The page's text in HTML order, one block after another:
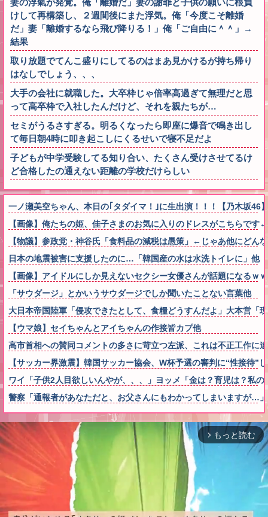
妻の浮氣が発覚。俺「離婚だ」妻の謝罪と子供の願いに根負
けして再構築し、２週間後にまた浮気。俺「今度こそ離婚
だ」妻「離婚するなら飛び降りる！」俺「ご自由に＾＾」→
結果
取り放題でてんこ盛りにしてるのはまあ見かけるが持ち帰り
はなしでしょう、、、
大手の会社に就職した。大卒枠じゃ倍率高過ぎて無理だと思
って高卒枠で入社したんだけど、それを親たちが…
セミがうるさすぎる。明るくなったら即座に爆音で鳴き出し
て毎日朝4時に叩き起こしにくるせいで寝不足だよ
子どもが中学受験してる知り合い、たくさん受けさせてるけ
ど合格したの通えない距離の学校だけらしい
一ノ瀬美空ちゃん、本日の｢タダイマ！｣に生出演！！！【乃木坂46
【画像】俺たちの姫、佳子さまのお気に入りのドレスがこちらで
【物議】参政党・神谷氏「食料品の減税は愚策」←じゃあ他にどん
日本の地震被害に支援したのに…「韓国産の水は水洗トイレに」他
【画像】アイドルにしか見えないセクシー女優さんが話題になるｗ
「サウダージ」とかいうサウダージでしか聞いたことない言葉他
大日本帝国陸軍「侵攻できたとして、食糧どうすんだよ」大本営「
【ウマ娘】セイちゃんとアイちゃんの作接皆カプ他
高市首相への賛同コメントの多さに苛立つ左派、これは不正工作
【サッカー界激震】韓国サッカー協会、W杯予選の審判に“性接待
ワイ「子供2人目欲しいんやが、、、」ヨッメ「金は？育児は？私
警察「通報者があなただと、お父さんにもわかってしまいます
arrow_forward_ios もっと読む